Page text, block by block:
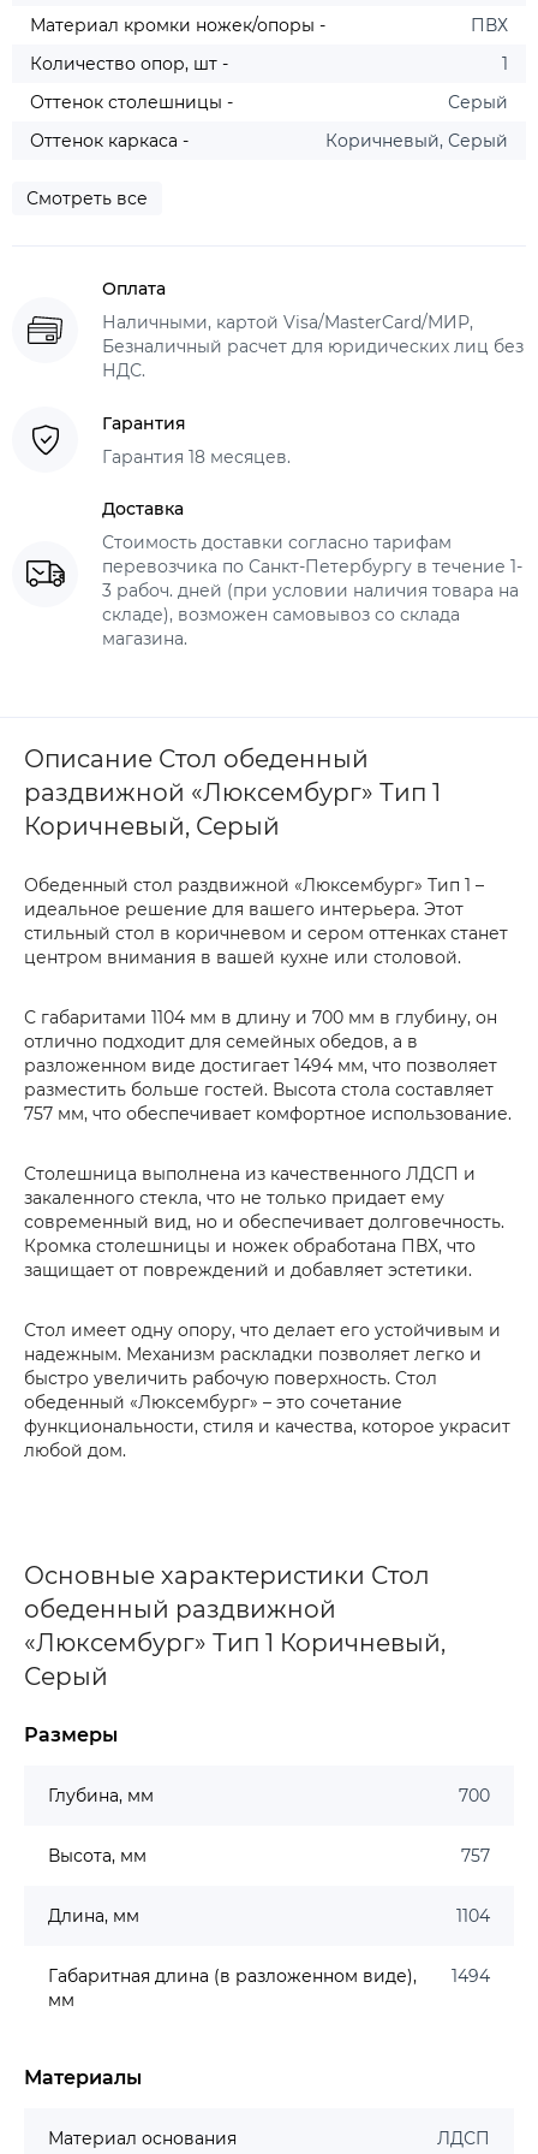
Материал кромки ножек/опоры -
ПВХ
Количество опор, шт -
1
Оттенок столешницы -
Серый
Оттенок каркаса -
Коричневый, Серый
Смотреть все
Оплата
Наличными, картой Visa/MasterCard/МИР,
Безналичный расчет для юридических лиц без
НДС.
Гарантия
Гарантия 18 месяцев.
Доставка
Стоимость доставки согласно тарифам
перевозчика по Санкт-Петербургу в течение 1-
3 рабоч. дней (при условии наличия товара на
складе), возможен самовывоз со склада
магазина.
Описание Стол обеденный
раздвижной «Люксембург» Тип 1
Коричневый, Серый
Обеденный стол раздвижной «Люксембург» Тип 1 –
идеальное решение для вашего интерьера. Этот
стильный стол в коричневом и сером оттенках станет
центром внимания в вашей кухне или столовой.
С габаритами 1104 мм в длину и 700 мм в глубину, он
отлично подходит для семейных обедов, а в
разложенном виде достигает 1494 мм, что позволяет
разместить больше гостей. Высота стола составляет
757 мм, что обеспечивает комфортное использование.
Столешница выполнена из качественного ЛДСП и
закаленного стекла, что не только придает ему
современный вид, но и обеспечивает долговечность.
Кромка столешницы и ножек обработана ПВХ, что
защищает от повреждений и добавляет эстетики.
Стол имеет одну опору, что делает его устойчивым и
надежным. Механизм раскладки позволяет легко и
быстро увеличить рабочую поверхность. Стол
обеденный «Люксембург» – это сочетание
функциональности, стиля и качества, которое украсит
любой дом.
Основные характеристики Стол
обеденный раздвижной
«Люксембург» Тип 1 Коричневый,
Серый
Размеры
Глубина, мм 700
Высота, мм 757
Длина, мм 1104
Габаритная длина (в разложенном виде),
мм
1494
Материалы
Материал основания ЛДСП